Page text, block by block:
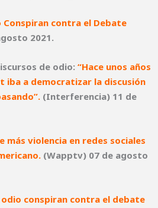
Conspiran contra el Debate
2021.
de odio: “Hace unos años
iba a democratizar la discusión
(Interferencia) 11 de
más violencia en redes sociales
(Wapptv) 07 de agosto
conspiran contra el debate